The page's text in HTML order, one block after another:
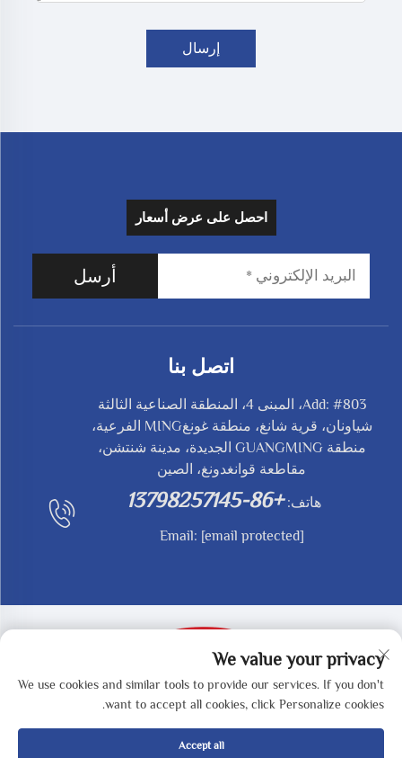
إرسال
احصل على عرض أسعار
أرسل
اتصل بنا
Add: #803، المبنى 4، المنطقة الصناعية الثالثة
شياونان، قرية شانغ، منطقة غونغMING الفرعية،
منطقة GUANGMING الجديدة، مدينة شنتشن،
مقاطعة قوانغدونغ، الصين
هاتف: +86-13798257145
Email: [email protected]
حقوق النشر © 2025 بواسطة SHENZHEN REDY-MED
TECHNOLOGY CO.,LTD -
سياسة الخصوصية
We value your privacy
We use cookies and similar tools to provide our services. If you don't
want to accept all cookies, click Personalize cookies.
Accept all